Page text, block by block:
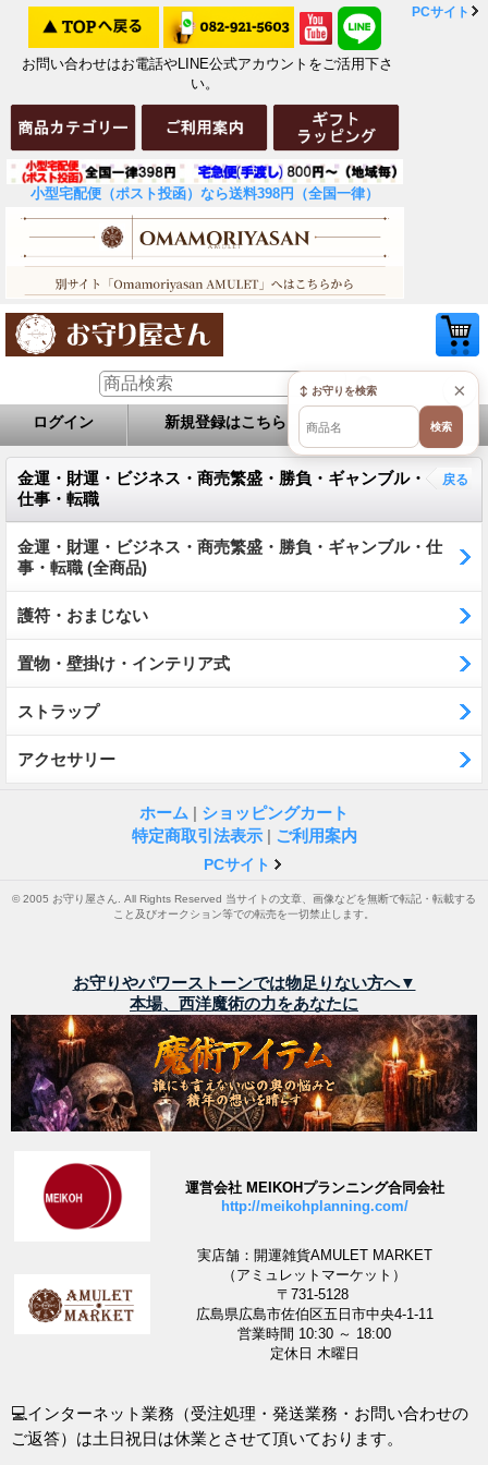
お問い合わせはお電話やLINE公式アカウントをご活用下さ
い。
小型宅配便（ポスト投函）なら送料398円（全国一律）
PCサイト
ログイン 新規登録はこちら お問い合せ
金運・財運・ビジネス・商売繁盛・勝負・ギャンブル・
仕事・転職
戻る
金運・財運・ビジネス・商売繁盛・勝負・ギャンブル・仕
事・転職 (全商品)
護符・おまじない
置物・壁掛け・インテリア式
ストラップ
アクセサリー
ホーム | ショッピングカート
特定商取引法表示 | ご利用案内
PCサイト
© 2005 お守り屋さん. All Rights Reserved 当サイトの文章、画像などを無断で転記・転載する
こと及びオークション等での転売を一切禁止します。
お守りやパワーストーンでは物足りない方へ▼
本場、西洋魔術の力をあなたに
運営会社 MEIKOHプランニング合同会社
http://meikohplanning.com/
実店舗：開運雑貨AMULET MARKET
（アミュレットマーケット）
〒731-5128
広島県広島市佐伯区五日市中央4-1-11
営業時間 10:30 ～ 18:00
定休日 木曜日
💻インターネット業務（受注処理・発送業務・お問い合わせの
ご返答）は土日祝日は休業とさせて頂いております。
×
↕ お守りを検索
検索